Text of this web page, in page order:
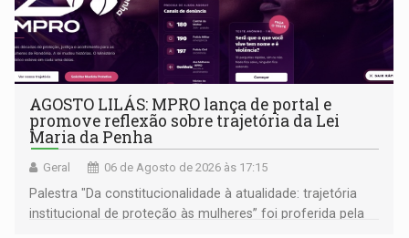
AGOSTO LILÁS: MPRO lança de portal e
promove reflexão sobre trajetória da Lei
Maria da Penha
Geral 06 de Agosto de 2026 às 17:15
Palestra "Da constitucionalidade à atualidade: trajetória
institucional de proteção às mulheres” foi proferida pela